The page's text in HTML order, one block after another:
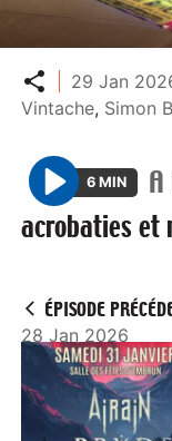
Partager
29 Jan
Vintache, Simon
P
l
6 MIN
acrobaties et
ÉPISODE
28 Jan 2026